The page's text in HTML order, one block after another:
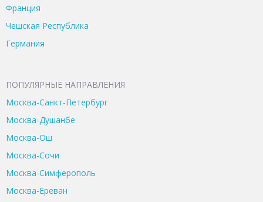
Франция
Чешская Республика
Германия
ПОПУЛЯРНЫЕ НАПРАВЛЕНИЯ
Москва-Санкт-Петербург
Москва-Душанбе
Москва-Ош
Москва-Сочи
Москва-Симферополь
Москва-Ереван